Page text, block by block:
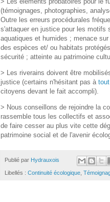
(témoignages, photographies,
Outre les erreurs procédurales
s'attaquer en justice pour les motifs
aquatiques et humides ; menace
des espèces et/ ou habitats
sécurité ; atteinte au patrimoine
> Les riverains doivent être
justice (certains n'hésitant pas à
citoyens devant le fait accompli).
> Nous conseillons de rejoindre la
rassemble tous les collectifs et
de faire cesser au plus vite cette
patrimoine social et de l'avenir
Publié par Hydrauxois
Libellés : Continuité écologique